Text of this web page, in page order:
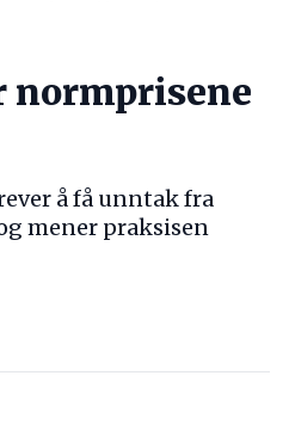
normprisene
å få unntak fra
mener praksisen